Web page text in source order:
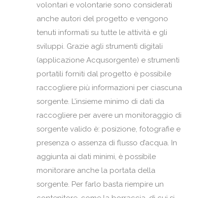
volontari e volontarie sono considerati
anche autori del progetto e vengono
tenuti informati su tutte le attività e gli
sviluppi. Grazie agli strumenti digitali
(applicazione Acqusorgente) e strumenti
portatili forniti dal progetto è possibile
raccogliere più informazioni per ciascuna
sorgente. L’insieme minimo di dati da
raccogliere per avere un monitoraggio di
sorgente valido è: posizione, fotografie e
presenza o assenza di flusso d’acqua. In
aggiunta ai dati minimi, è possibile
monitorare anche la portata della
sorgente. Per farlo basta riempire un